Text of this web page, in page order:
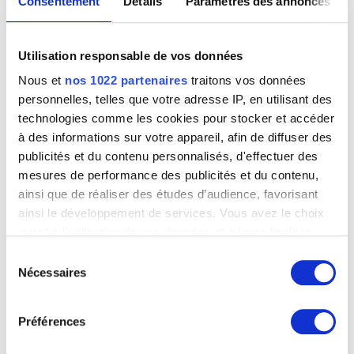
Utilisation responsable de vos données
Nous et nos 1022 partenaires traitons vos données
personnelles, telles que votre adresse IP, en utilisant des
technologies comme les cookies pour stocker et accéder
à des informations sur votre appareil, afin de diffuser des
publicités et du contenu personnalisés, d'effectuer des
mesures de performance des publicités et du contenu,
ainsi que de réaliser des études d’audience, favorisant
ainsi le développement de services. Vous avez le choix
tout moment en consultant la Déclaration relative aux
cookies ou en cliquant sur l'icône de confidentialité.
Si vous le permettez, nous aimerions également :
Nécessaires
Préférences
Jules Lagae